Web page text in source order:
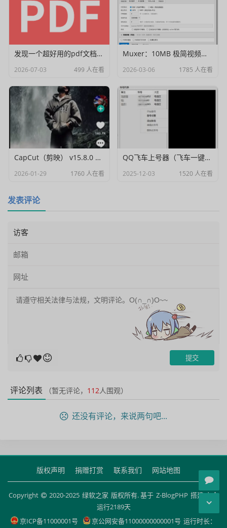
发现一个超好用的pdf文档编辑器
2026-07-03 499 人在看
Muxer：10MB 极简视频字幕批量封装工具 (单文件/绿色版)
2026-03-06 1785 人在看
CapCut（剪映） v15.8.0 国际高级会员解锁破解版
2026-01-29 1760 人在看
QQ飞车上号器（飞车一键登号器）V1.0
2025-12-03 1520 人在看
发表评论
评论列表 （暂无评论， 112人围观）
还没有评论，来说两句吧...
版权声明 捐赠打赏 联系我们 网站地图
Copyright 2020-2025 绿软之家 版权所有. 基于 Z-BlogPHP 搭建 安全
运行2189天
京ICP备11000001号
京公网安备11000000000001号 运行时长：